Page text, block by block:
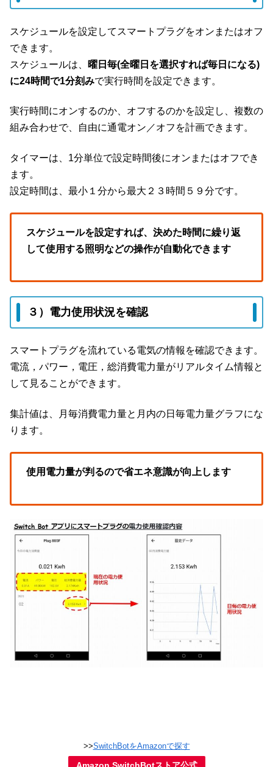
スケジュールを設定してスマートプラグをオンまたはオフ
できます。
スケジュールは、
曜日毎(全曜日を選択すれば毎日になる)
に24時間で1分刻みで実行時間を設定できます。
実行時間にオンするのか、オフするのかを設定し、複数の
組み合わせで、自由に通電オン／オフを計画できます。
タイマーは、1分単位で設定時間後にオンまたはオフでき
ます。
設定時間は、最小１分から最大２３時間５９分です。
スケジュールを設定すれば、決めた時間に繰り返
して使用する照明などの操作が自動化できます
３）電力使用状況を確認
スマートプラグを流れている電気の情報を確認できます。
電流，パワー，電圧，総消費電力量がリアルタイム情報と
して見ることができます。
集計値は、月毎消費電力量と月内の日毎電力量グラフにな
ります。
使用電力量が判るので省エネ意識が向上します
>>SwitchBotをAmazonで探す